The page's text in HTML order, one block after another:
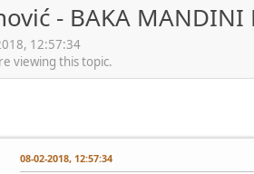
- BAKA MANDINI
12:57:34
viewing this topic.
08-02-2018, 12:57:34